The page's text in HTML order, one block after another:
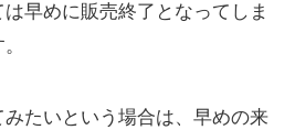
早めに販売終了となってしま
たいという場合は、早めの来